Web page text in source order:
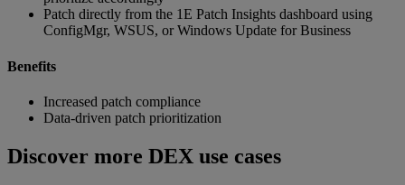
Patch directly from the 1E Patch Insights dashboard using
ConfigMgr, WSUS, or Windows Update for Business
Benefits
Increased patch compliance
Data-driven patch prioritization
Discover more DEX use cases